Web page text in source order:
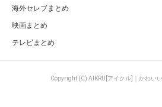
海外セレブまとめ
映画まとめ
テレビまとめ
Copyright (C) AIKRU[アイクル]｜かわい